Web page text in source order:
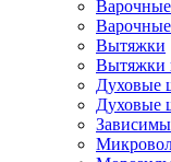
Варочные
Вытяжки
Вытяжки
Духовые
Духовые